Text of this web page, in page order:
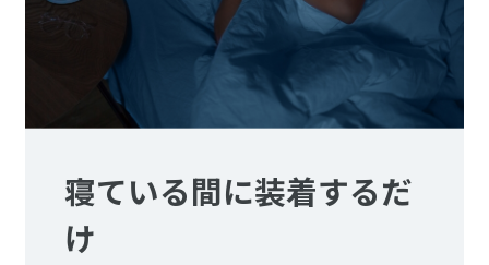
寝ている間に装着するだ
け